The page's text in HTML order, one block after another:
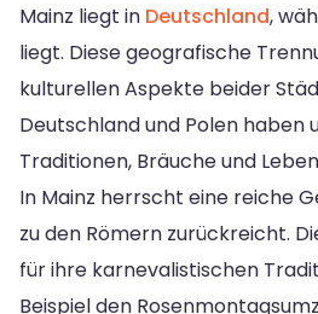
Mainz liegt in Deutschland,
liegt. Diese geografische
kulturellen Aspekte beider
Deutschland und Polen haben
Traditionen, Bräuche und
In Mainz herrscht eine reiche
zu den Römern zurückreicht.
für ihre karnevalistischen
Beispiel den